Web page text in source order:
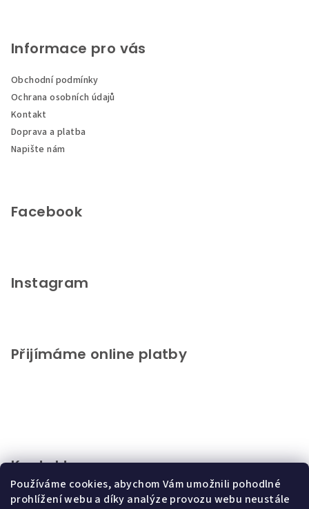
Používáme cookies, abychom Vám umožnili pohodlné
prohlížení webu a díky analýze provozu webu neustále
Informace pro vás
Obchodní podmínky
Ochrana osobních údajů
Kontakt
Doprava a platba
Napište nám
Facebook
Instagram
Přijímáme online platby
Kontakt
info@chupeto.cz